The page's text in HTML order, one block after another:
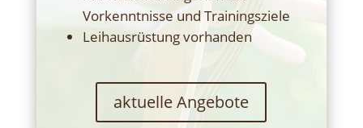
Vorkenntnisse und Trainingsziele
Leihausrüstung vorhanden
aktuelle Angebote